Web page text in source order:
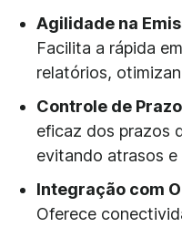
Agilidade na
Facilita a rápida
relatórios,
Controle de
eficaz dos prazos
evitando atrasos e
Integração com
Oferece